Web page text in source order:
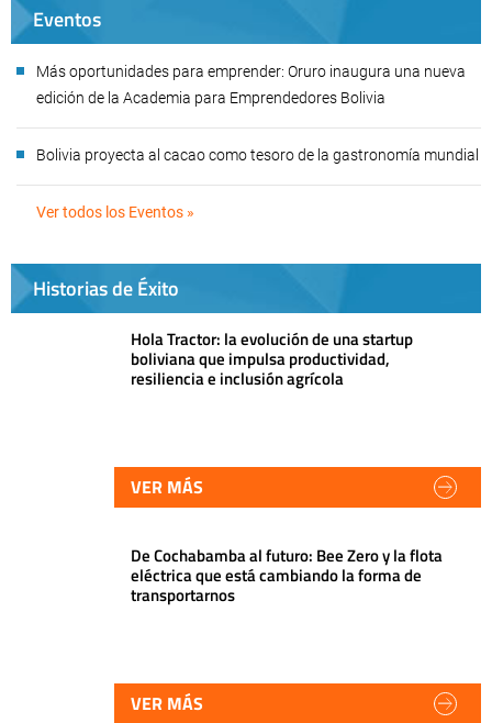
Eventos
Más oportunidades para emprender: Oruro inaugura una nueva
edición de la Academia para Emprendedores Bolivia
Bolivia proyecta al cacao como tesoro de la gastronomía mundial
Ver todos los Eventos »
Historias de Éxito
Hola Tractor: la evolución de una startup
boliviana que impulsa productividad,
resiliencia e inclusión agrícola
VER MÁS
De Cochabamba al futuro: Bee Zero y la flota
eléctrica que está cambiando la forma de
transportarnos
VER MÁS